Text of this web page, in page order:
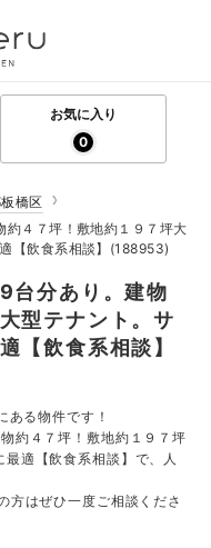
お気に入り
0
橋区
４７坪！敷地約１９７坪大
【飲食系相談】(188953)
台分あり。建物
型テナント。サ
【飲食系相談】
ある物件です！
約４７坪！敷地約１９７坪
適【飲食系相談】で、人
方はぜひ一度ご相談くださ